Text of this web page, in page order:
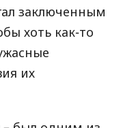
заключенным
хоть как-то
их